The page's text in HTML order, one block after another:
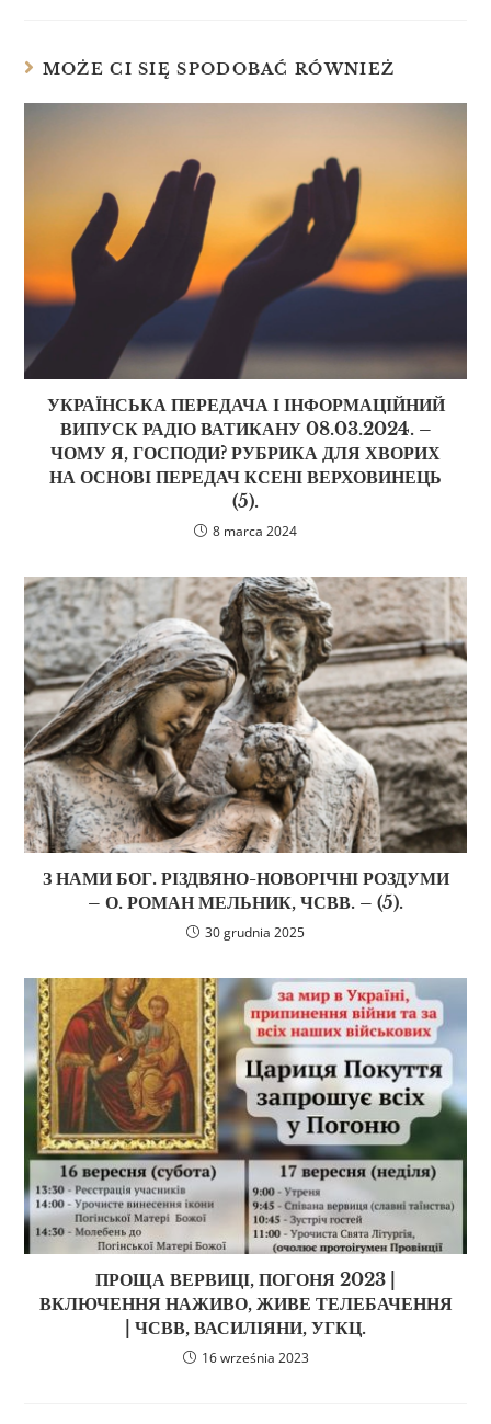
MOŻE CI SIĘ SPODOBAĆ RÓWNIEŻ
УКРАЇНСЬКА ПЕРЕДАЧА І ІНФОРМАЦІЙНИЙ
ВИПУСК РАДІО ВАТИКАНУ 08.03.2024. –
ЧОМУ Я, ГОСПОДИ? РУБРИКА ДЛЯ ХВОРИХ
НА ОСНОВІ ПЕРЕДАЧ КСЕНІ ВЕРХОВИНЕЦЬ
(5).
8 marca 2024
З НАМИ БОГ. РІЗДВЯНО-НОВОРІЧНІ РОЗДУМИ
– О. РОМАН МЕЛЬНИК, ЧСВВ. – (5).
30 grudnia 2025
ПРОЩА ВЕРВИЦІ, ПОГОНЯ 2023 |
ВКЛЮЧЕННЯ НАЖИВО, ЖИВЕ ТЕЛЕБАЧЕННЯ
| ЧСВВ, ВАСИЛІЯНИ, УГКЦ.
16 września 2023